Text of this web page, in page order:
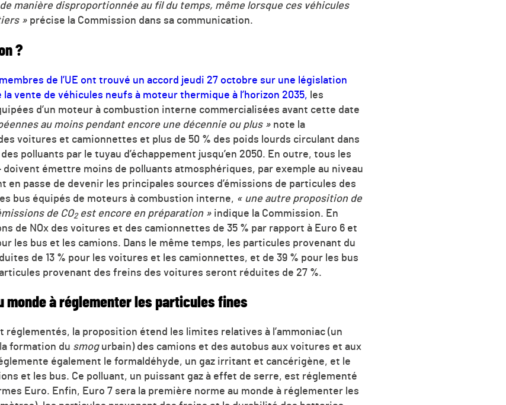
manière disproportionnée au fil du temps, même lorsque ces véhicules
» précise la Commission dans sa communication.
?
de l’UE ont trouvé un accord jeudi 27 octobre sur une législation
vente de véhicules neufs à moteur thermique à l’horizon 2035, les
d’un moteur à combustion interne commercialisées avant cette date
au moins pendant encore une décennie ou plus » note la
voitures et camionnettes et plus de 50 % des poids lourds circulant dans
polluants par le tuyau d’échappement jusqu’en 2050. En outre, tous les
doivent émettre moins de polluants atmosphériques, par exemple au niveau
en passe de devenir les principales sources d’émissions de particules des
bus équipés de moteurs à combustion interne, « une autre proposition de
de CO2est encore en préparation » indique la Commission. En
de NOx des voitures et des camionnettes de 35 % par rapport à Euro 6 et
les bus et les camions. Dans le même temps, les particules provenant du
de 13 % pour les voitures et les camionnettes, et de 39 % pour les bus
provenant des freins des voitures seront réduites de 27 %.
monde à réglementer les particules fines
réglementés, la proposition étend les limites relatives à l’ammoniac (un
formation du smogurbain) des camions et des autobus aux voitures et aux
également le formaldéhyde, un gaz irritant et cancérigène, et le
et les bus. Ce polluant, un puissant gaz à effet de serre, est réglementé
Euro. Enfin, Euro 7 sera la première norme au monde à réglementer les